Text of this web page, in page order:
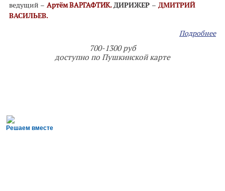
ведущий – Артём ВАРГАФТИК.ДИРИЖЕР – ДМИТРИЙ
ВАСИЛЬЕВ.
Подробнее
700-1300 руб
доступно по Пушкинской карте
Решаем вместе